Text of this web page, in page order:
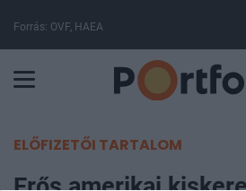
Forrás: OVF, HAEA
ELŐFIZETŐI TARTALOM